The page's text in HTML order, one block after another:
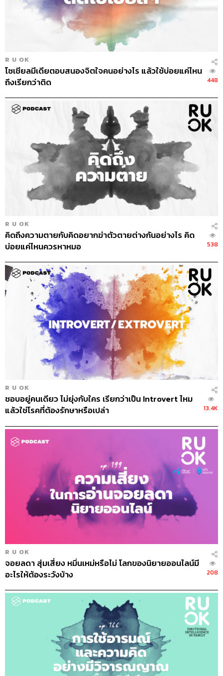
R U OK
โซเชียลมีเดียตอบสนองจิตใจคนอย่างไร แล้วใช้บ่อยแค่ไหน
ถึงเรียกว่าติด
448
R U OK
คิดถึงความตายกับคิดอยากฆ่าตัวตายต่างกันอย่างไร คิด
บ่อยแค่ไหนควรหาหมอ
538
R U OK
ชอบอยู่คนเดียว ไม่ยุ่งกับใคร เรียกว่าเป็น Introvert ไหม
แล้วใช่โรคที่ต้องรักษาหรือเปล่า
13.4K
R U OK
จอยลดา สุ่มเสี่ยง หมิ่นเหม่หรือไม่ โลกของนิยายออนไลน์มี
อะไรให้ต้องระวังบ้าง
208